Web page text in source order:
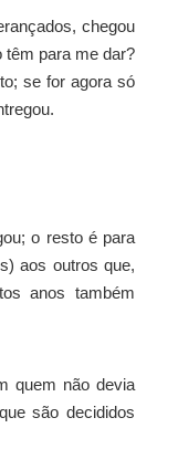
chegou
têm para me dar?
se for agora só
o resto é para
aos outros que,
anos também
quem não devia
são decididos